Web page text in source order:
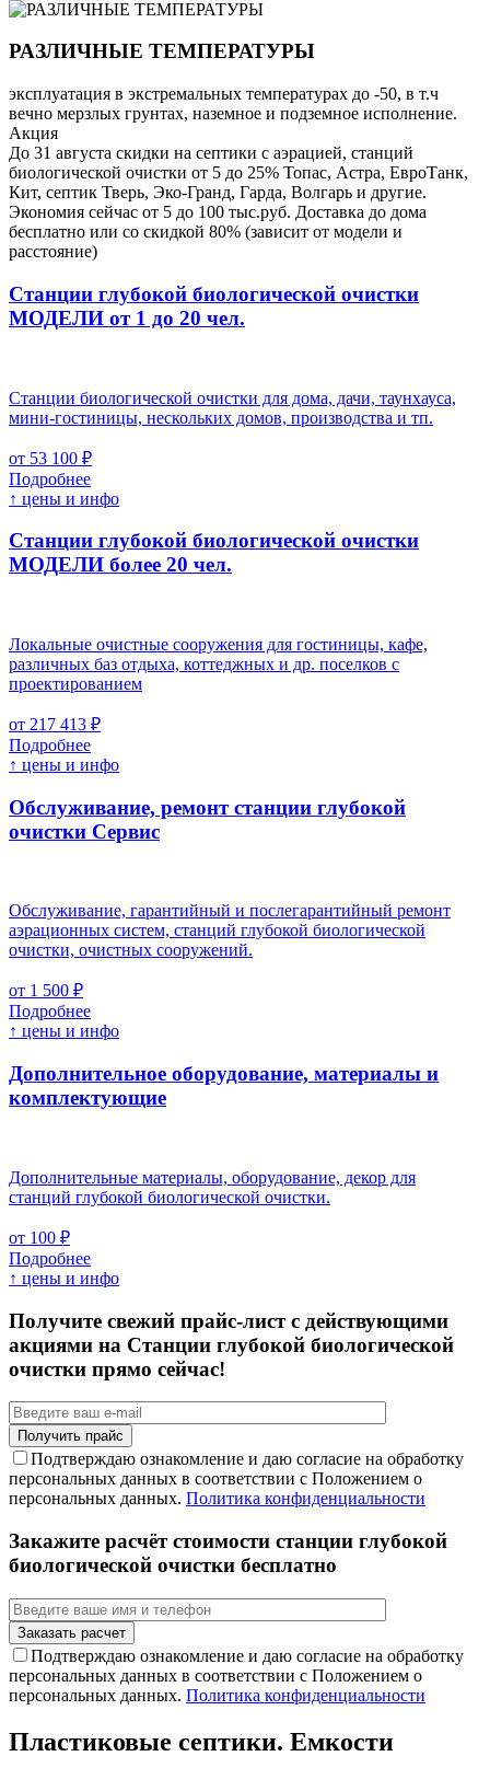
РАЗЛИЧНЫЕ ТЕМПЕРАТУРЫ
эксплуатация в экстремальных температурах до -50, в т.ч
вечно мерзлых грунтах, наземное и подземное исполнение.
Акция
До 31 августа скидки на септики с аэрацией, станций
биологической очистки от 5 до 25% Топас, Астра, ЕвроТанк,
Кит, септик Тверь, Эко-Гранд, Гарда, Волгарь и другие.
Экономия сейчас от 5 до 100 тыс.руб. Доставка до дома
бесплатно или со скидкой 80% (зависит от модели и
расстояние)
Станции глубокой биологической очистки
МОДЕЛИ от 1 до 20 чел.
Станции биологической очистки для дома, дачи, таунхауса,
мини-гостиницы, нескольких домов, производства и тп.
от 53 100 ₽
Подробнее
↑ цены и инфо
Станции глубокой биологической очистки
МОДЕЛИ более 20 чел.
Локальные очистные сооружения для гостиницы, кафе,
различных баз отдыха, коттеджных и др. поселков с
проектированием
от 217 413 ₽
Подробнее
↑ цены и инфо
Обслуживание, ремонт станции глубокой
очистки Cервис
Обслуживание, гарантийный и послегарантийный ремонт
аэрационных систем, станций глубокой биологической
очистки, очистных сооружений.
от 1 500 ₽
Подробнее
↑ цены и инфо
Дополнительное оборудование, материалы и
комплектующие
Дополнительные материалы, оборудование, декор для
станций глубокой биологической очистки.
от 100 ₽
Подробнее
↑ цены и инфо
Получите свежий прайс-лист с действующими
акциями на Станции глубокой биологической
очистки прямо сейчас!
Подтверждаю ознакомление и даю согласие на обработку
персональных данных в соответствии с Положением о
персональных данных. Политика конфиденциальности
Закажите расчёт стоимости станции глубокой
биологической очистки бесплатно
Подтверждаю ознакомление и даю согласие на обработку
персональных данных в соответствии с Положением о
персональных данных. Политика конфиденциальности
Пластиковые септики. Емкости